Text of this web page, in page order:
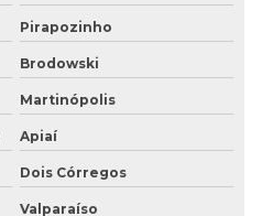
Pirapozinho
Brodowski
Martinópolis
Apiaí
Dois Córregos
Valparaíso